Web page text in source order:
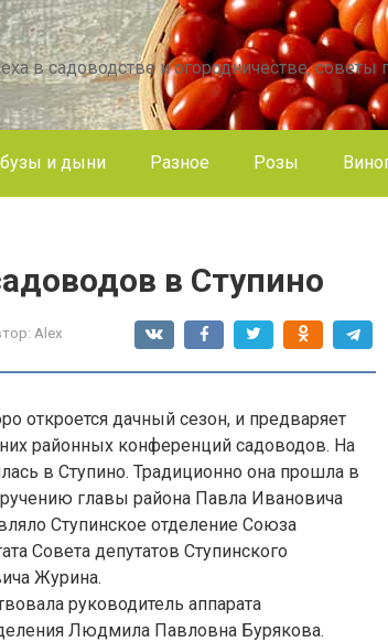
в садоводстве и огородничестве, советы
и дыни Разное Розы
в Ступино
Alex
откроется дачный сезон, и предваряет
районных конференций садоводов. На
в Ступино. Традиционно она прошла в
главы района Павла Ивановича
Ступинское отделение Союза
Совета депутатов Ступинского
Журина.
руководитель аппарата
Людмила Павловна Бурякова.